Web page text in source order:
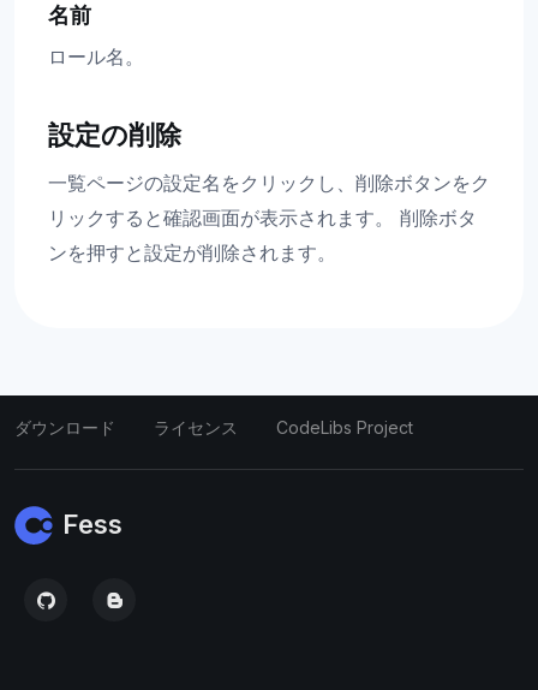
名前
ロール名。
設定の削除
一覧ページの設定名をクリックし、削除ボタンをク
リックすると確認画面が表示されます。 削除ボタ
ンを押すと設定が削除されます。
ダウンロード ライセンス CodeLibs Project
Fess